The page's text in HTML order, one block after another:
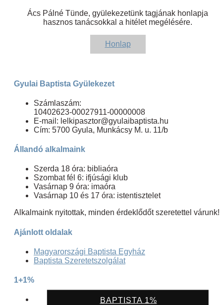
Ács Pálné Tünde, gyülekezetünk tagjának honlapja
hasznos tanácsokkal a hitélet megélésére.
Honlap
Gyulai Baptista Gyülekezet
Számlaszám:
10402623-00027911-00000008
E-mail: lelkipasztor@gyulaibaptista.hu
Cím: 5700 Gyula, Munkácsy M. u. 11/b
Állandó alkalmaink
Szerda 18 óra: bibliaóra
Szombat fél 6: ifjúsági klub
Vasárnap 9 óra: imaóra
Vasárnap 10 és 17 óra: istentisztelet
Alkalmaink nyitottak, minden érdeklődőt szeretettel várunk!
Ajánlott oldalak
Magyarországi Baptista Egyház
Baptista Szeretetszolgálat
1+1%
BAPTISTA 1%